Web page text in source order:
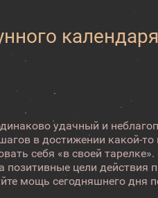
календаря
удачный и
в достижении какой-то
себя «в своей
цели действия
мощь сегодняшнего дня